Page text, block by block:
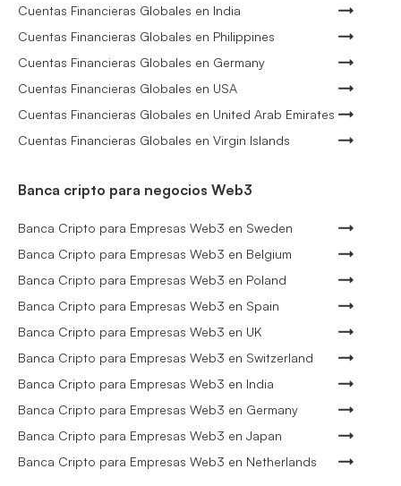
Cuentas Financieras Globales en India
Cuentas Financieras Globales en Philippines
Cuentas Financieras Globales en Germany
Cuentas Financieras Globales en USA
Cuentas Financieras Globales en United Arab Emirates
Cuentas Financieras Globales en Virgin Islands
Banca cripto para negocios Web3
Banca Cripto para Empresas Web3 en Sweden
Banca Cripto para Empresas Web3 en Belgium
Banca Cripto para Empresas Web3 en Poland
Banca Cripto para Empresas Web3 en Spain
Banca Cripto para Empresas Web3 en UK
Banca Cripto para Empresas Web3 en Switzerland
Banca Cripto para Empresas Web3 en India
Banca Cripto para Empresas Web3 en Germany
Banca Cripto para Empresas Web3 en Japan
Banca Cripto para Empresas Web3 en Netherlands